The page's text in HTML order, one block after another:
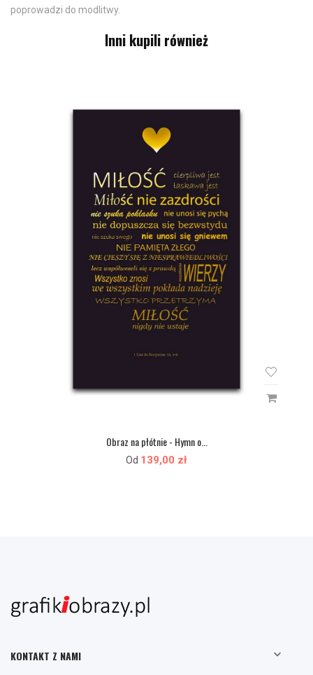
poprowadzi do modlitwy.
Inni kupili również
Obraz na płótnie - Hymn o...
Od 139,00 zł
KONTAKT Z NAMI 